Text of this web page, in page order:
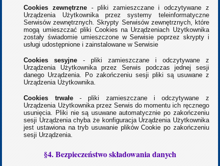
Cookies zewnętrzne - pliki zamieszczane i odczytywane z
Urządzenia Użytkownika przez systemy teleinformatyczne
Serwisów zewnętrznych. Skrypty Serwisów zewnętrznych, które
mogą umieszczać pliki Cookies na Urządzeniach Użytkownika
zostały świadomie umieszczone w Serwisie poprzez skrypty i
usługi udostępnione i zainstalowane w Serwisie
Cookies sesyjne - pliki zamieszczane i odczytywane z
Urządzenia Użytkownika przez Serwis podczas jednej sesji
danego Urządzenia. Po zakończeniu sesji pliki są usuwane z
Urządzenia Użytkownika.
Cookies trwałe- pliki zamieszczane i odczytywane z
Urządzenia Użytkownika przez Serwisdo momentu ich ręcznego
usunięcia. Pliki nie są usuwane automatycznie po zakończeniu
sesji Urządzenia chyba że konfiguracja Urządzenia Użytkownika
jest ustawiona na tryb usuwanie plików Cookie po zakończeniu
sesji Urządzenia.
§4. Bezpieczeństwo składowania danych